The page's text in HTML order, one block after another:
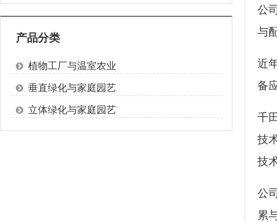
产品分类
植物工厂与温室农业
垂直绿化与家庭园艺
立体绿化与家庭园艺
公
与
近
备
千
技
技
公
累